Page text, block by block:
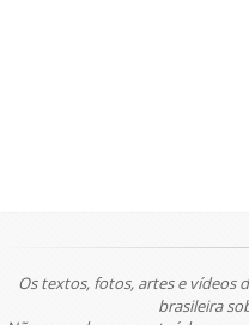
Os textos, fotos, artes e vídeos
brasileira